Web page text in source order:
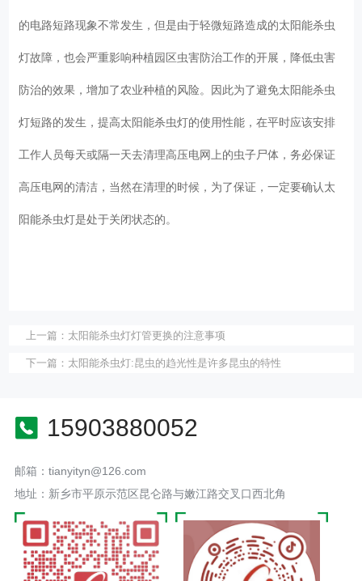
的电路短路现象不常发生，但是由于轻微短路造成的太阳能杀虫
灯故障，也会严重影响种植园区虫害防治工作的开展，降低虫害
防治的效果，增加了农业种植的风险。因此为了避免太阳能杀虫
灯短路的发生，提高太阳能杀虫灯的使用性能，在平时应该安排
工作人员每天或隔一天去清理高压电网上的虫子尸体，务必保证
高压电网的清洁，当然在清理的时候，为了保证，一定要确认太
阳能杀虫灯是处于关闭状态的。
上一篇： 太阳能杀虫灯灯管更换的注意事项
下一篇： 太阳能杀虫灯:昆虫的趋光性是许多昆虫的特性
15903880052
邮箱：tianyityn@126.com
地址：新乡市平原示范区昆仑路与嫩江路交叉口西北角